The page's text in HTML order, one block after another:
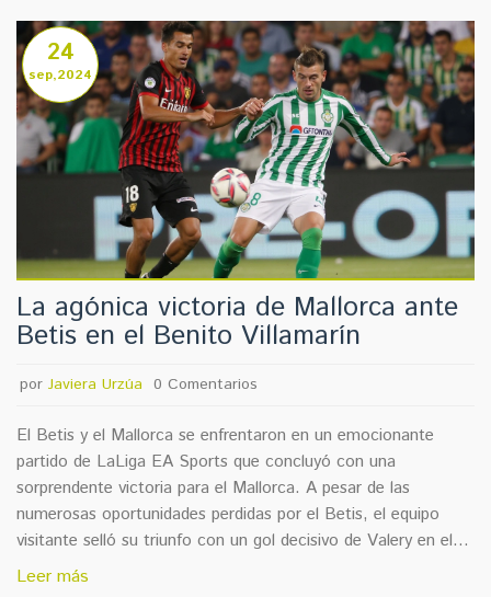
24
sep,2024
La agónica victoria de Mallorca ante
Betis en el Benito Villamarín
por Javiera Urzúa 0 Comentarios
El Betis y el Mallorca se enfrentaron en un emocionante
partido de LaLiga EA Sports que concluyó con una
sorprendente victoria para el Mallorca. A pesar de las
numerosas oportunidades perdidas por el Betis, el equipo
visitante selló su triunfo con un gol decisivo de Valery en el
último minuto del juego. Esta victoria impulsa las
Leer más